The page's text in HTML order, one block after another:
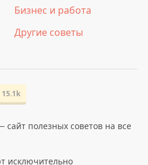
Бизнес и работа
Другие советы
15.1k
полезных советов на все
исключительно